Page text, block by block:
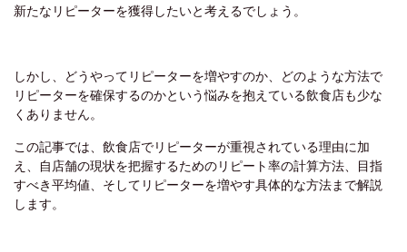
新たなリピーターを獲得したいと考えるでしょう。
しかし、どうやってリピーターを増やすのか、どのような方法で
リピーターを確保するのかという悩みを抱えている飲食店も少な
くありません。
この記事では、飲食店でリピーターが重視されている理由に加
え、自店舗の現状を把握するためのリピート率の計算方法、目指
すべき平均値、そしてリピーターを増やす具体的な方法まで解説
します。